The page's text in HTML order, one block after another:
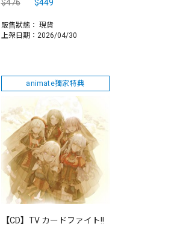
$476 $449
販售狀態： 現貨
上架日期：2026/04/30
animate獨家特典
【CD】TV カードファイト!!